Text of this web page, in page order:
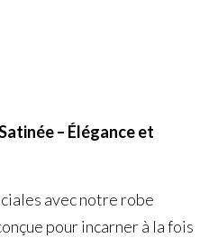
– Élégance et
avec notre robe
pour incarner à la fois